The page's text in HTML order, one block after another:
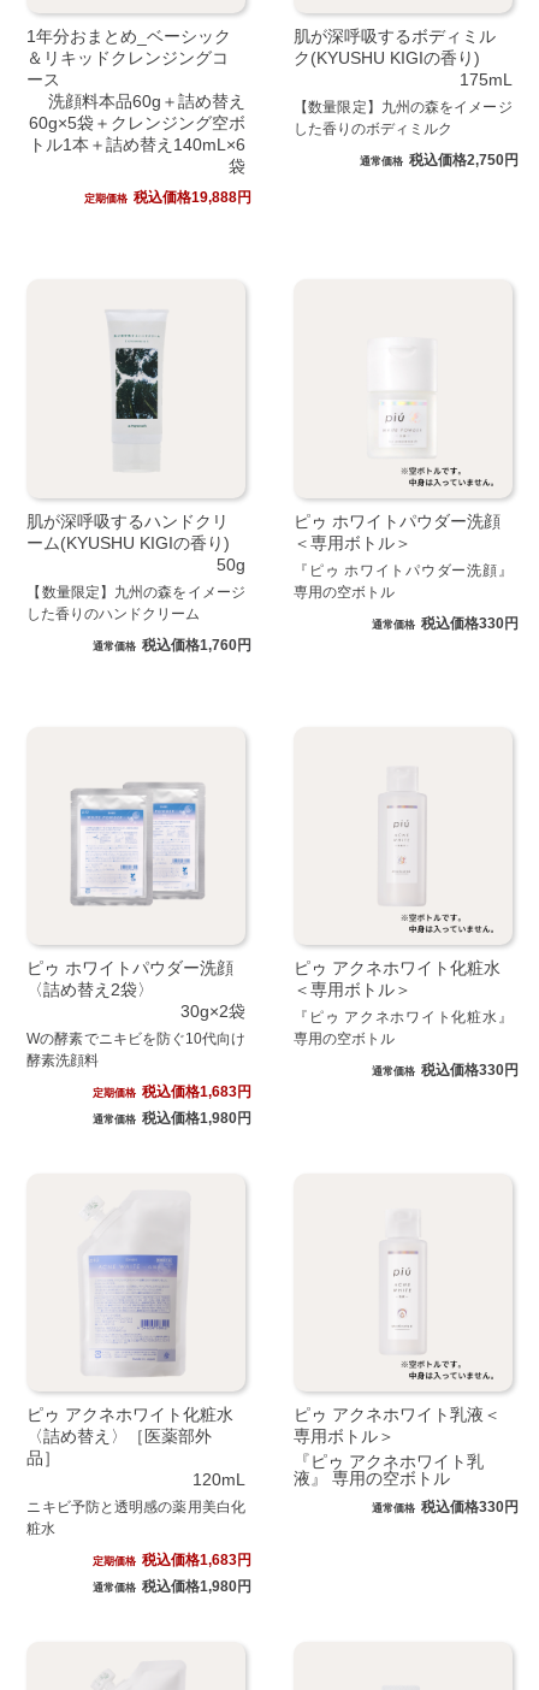
1年分おまとめ_ベーシック
＆リキッドクレンジングコ
ース
洗顔料本品60g＋詰め替え
60g×5袋＋クレンジング空ボ
トル1本＋詰め替え140mL×6
袋
定期価格 税込価格19,888円
肌が深呼吸するボディミル
ク(KYUSHU KIGIの香り)
175mL
【数量限定】九州の森をイメージ
した香りのボディミルク
通常価格 税込価格2,750円
肌が深呼吸するハンドクリ
ーム(KYUSHU KIGIの香り)
50g
【数量限定】九州の森をイメージ
した香りのハンドクリーム
通常価格 税込価格1,760円
ピゥ ホワイトパウダー洗顔
＜専用ボトル＞
『ピゥ ホワイトパウダー洗顔』
専用の空ボトル
通常価格 税込価格330円
ピゥ ホワイトパウダー洗顔
〈詰め替え2袋〉
30g×2袋
Wの酵素でニキビを防ぐ10代向け
酵素洗顔料
定期価格 税込価格1,683円
通常価格 税込価格1,980円
ピゥ アクネホワイト化粧水
＜専用ボトル＞
『ピゥ アクネホワイト化粧水』
専用の空ボトル
通常価格 税込価格330円
ピゥ アクネホワイト化粧水
〈詰め替え〉［医薬部外
品］
120mL
ニキビ予防と透明感の薬用美白化
粧水
定期価格 税込価格1,683円
通常価格 税込価格1,980円
ピゥ アクネホワイト乳液＜
専用ボトル＞
『ピゥ アクネホワイト乳
液』 専用の空ボトル
通常価格 税込価格330円